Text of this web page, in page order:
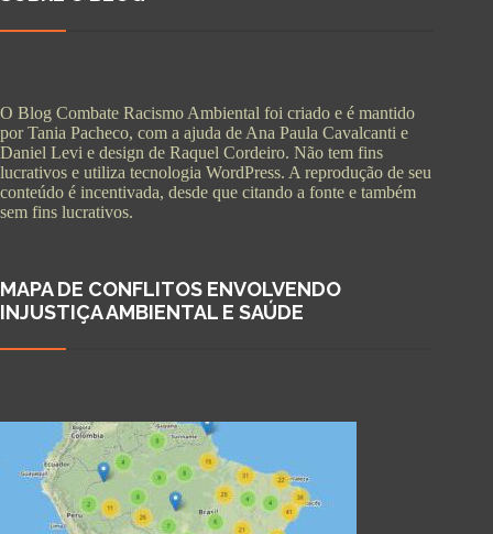
O Blog Combate Racismo Ambiental foi criado e é mantido
por Tania Pacheco, com a ajuda de Ana Paula Cavalcanti e
Daniel Levi e design de Raquel Cordeiro. Não tem fins
lucrativos e utiliza tecnologia WordPress. A reprodução de seu
conteúdo é incentivada, desde que citando a fonte e também
sem fins lucrativos.
MAPA DE CONFLITOS ENVOLVENDO
INJUSTIÇA AMBIENTAL E SAÚDE